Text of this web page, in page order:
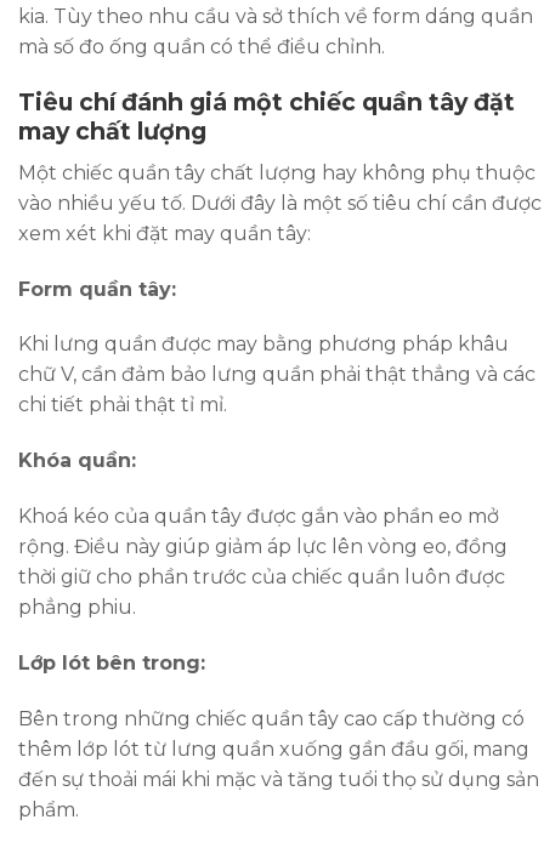
kia. Tùy theo nhu cầu và sở thích về form dáng quần
mà số đo ống quần có thể điều chỉnh.
Tiêu chí đánh giá một chiếc quần tây đặt
may chất lượng
Một chiếc quần tây chất lượng hay không phụ thuộc
vào nhiều yếu tố. Dưới đây là một số tiêu chí cần được
xem xét khi đặt may quần tây:
Form quần tây:
Khi lưng quần được may bằng phương pháp khâu
chữ V, cần đảm bảo lưng quần phải thật thẳng và các
chi tiết phải thật tỉ mỉ.
Khóa quần:
Khoá kéo của quần tây được gắn vào phần eo mở
rộng. Điều này giúp giảm áp lực lên vòng eo, đồng
thời giữ cho phần trước của chiếc quần luôn được
phẳng phiu.
Lớp lót bên trong:
Bên trong những chiếc quần tây cao cấp thường có
thêm lớp lót từ lưng quần xuống gần đầu gối, mang
đến sự thoải mái khi mặc và tăng tuổi thọ sử dụng sản
phẩm.